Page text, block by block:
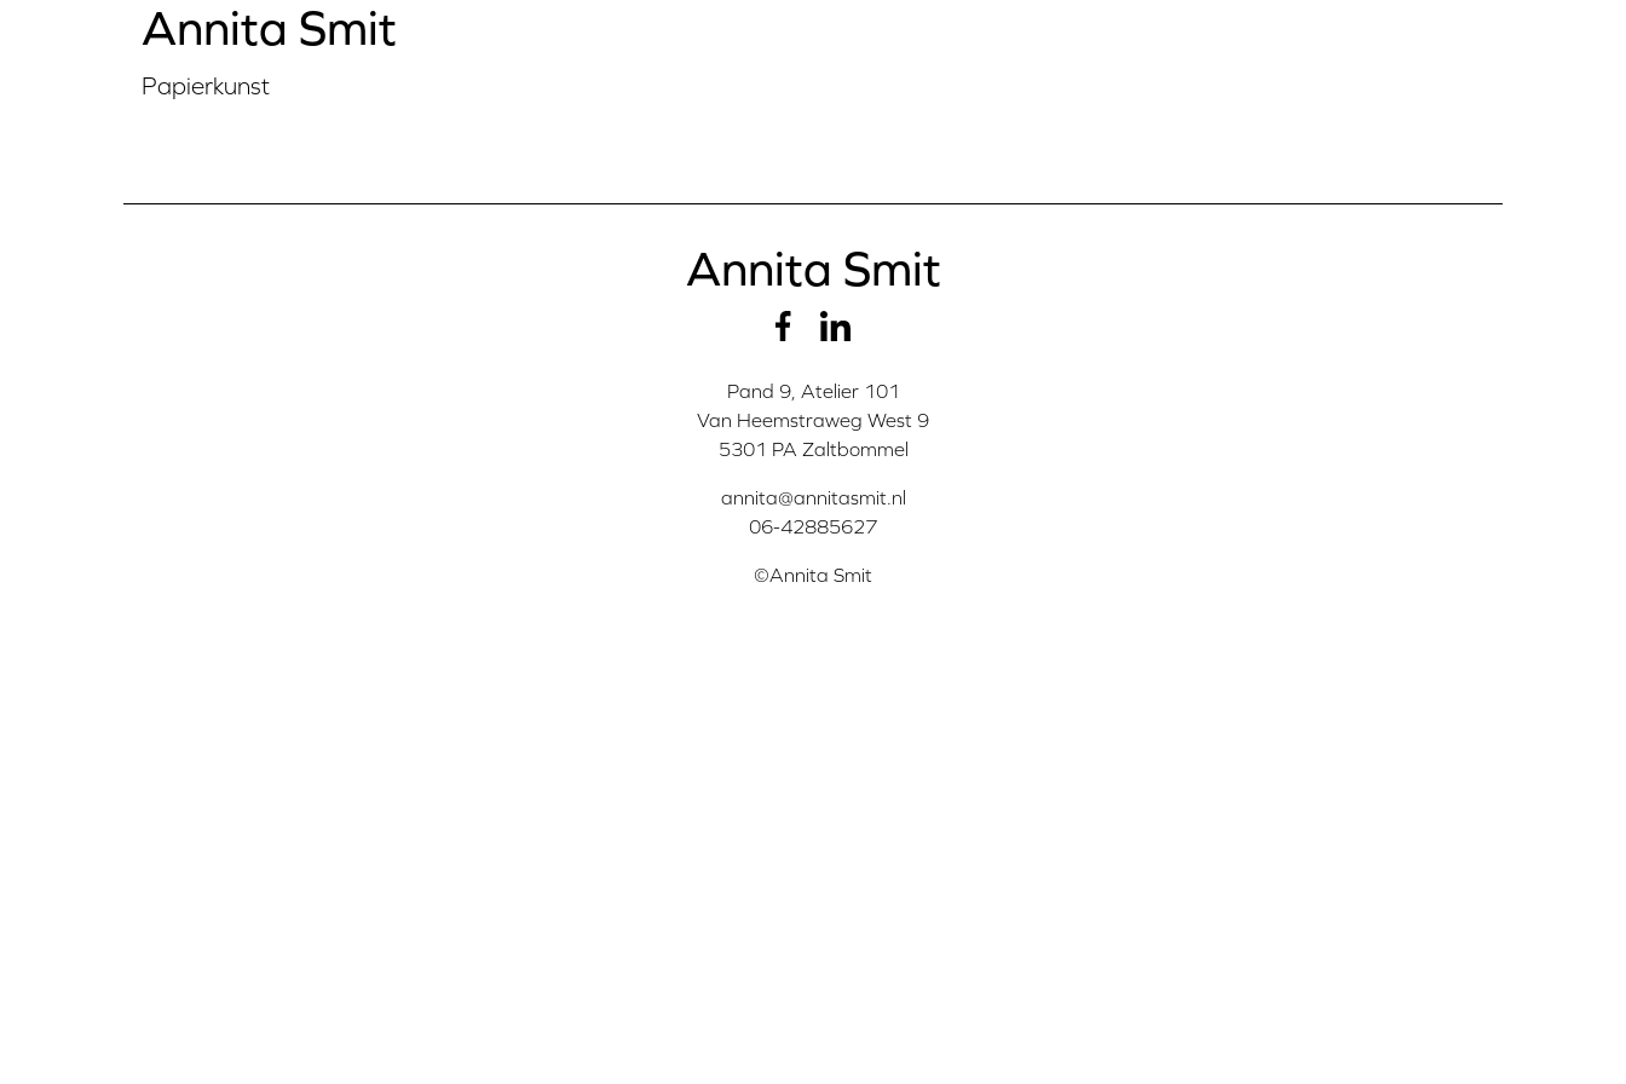
Annita Smit
Papierkunst
Annita Smit
Pand 9, Atelier 101
Van Heemstraweg West 9
5301 PA Zaltbommel
annita@annitasmit.nl
06-42885627
©Annita Smit